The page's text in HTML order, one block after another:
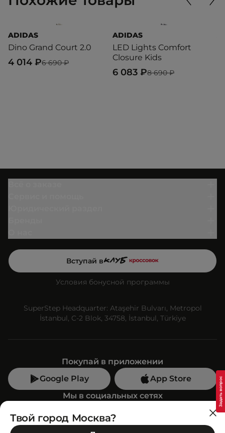
ADIDAS
Dino Grand Court 2.0
6 690 ₽
4 014 ₽
ADIDAS
LED Lights Comfort
Closure Kids
8 690 ₽
6 083 ₽
Вступай в
Условия бонусной программы
SuperStep Headquarter: Ataşehir Bulvarı, Metropol
İstanbul, C-2 Blok, 34758, İstanbul, Türkiye
Покупай в приложении
Google Play
App Store
Мы в социальных сетях
Позвони нам
Твой город Москва?